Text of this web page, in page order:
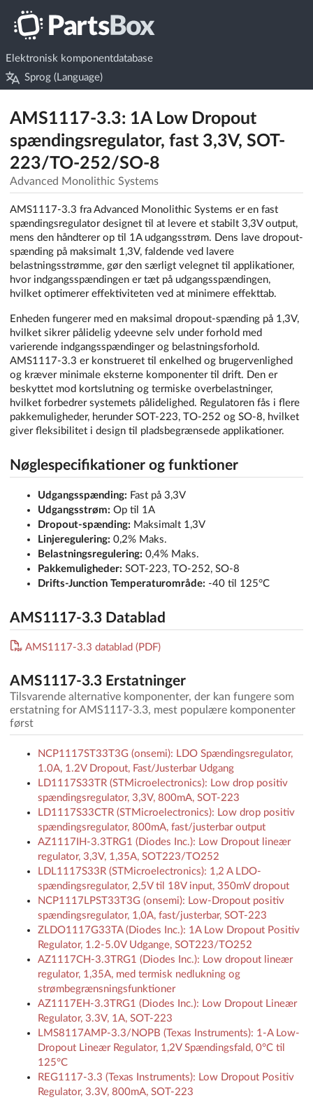
Elektronisk komponentdatabase
Sprog (Language)
AMS1117-3.3: 1A Low Dropout
spændingsregulator, fast 3,3V, SOT-
223/TO-252/SO-8
Advanced Monolithic Systems
AMS1117-3.3 fra Advanced Monolithic Systems er en fast
spændingsregulator designet til at levere et stabilt 3,3V output,
mens den håndterer op til 1A udgangsstrøm. Dens lave dropout-
spænding på maksimalt 1,3V, faldende ved lavere
belastningsstrømme, gør den særligt velegnet til applikationer,
hvor indgangsspændingen er tæt på udgangsspændingen,
hvilket optimerer effektiviteten ved at minimere effekttab.
Enheden fungerer med en maksimal dropout-spænding på 1,3V,
hvilket sikrer pålidelig ydeevne selv under forhold med
varierende indgangsspændinger og belastningsforhold.
AMS1117-3.3 er konstrueret til enkelhed og brugervenlighed
og kræver minimale eksterne komponenter til drift. Den er
beskyttet mod kortslutning og termiske overbelastninger,
hvilket forbedrer systemets pålidelighed. Regulatoren fås i flere
pakkemuligheder, herunder SOT-223, TO-252 og SO-8, hvilket
giver fleksibilitet i design til pladsbegrænsede applikationer.
Nøglespecifikationer og funktioner
Udgangsspænding: Fast på 3,3V
Udgangsstrøm: Op til 1A
Dropout-spænding: Maksimalt 1,3V
Linjeregulering: 0,2% Maks.
Belastningsregulering: 0,4% Maks.
Pakkemuligheder: SOT-223, TO-252, SO-8
Drifts-Junction Temperaturområde: -40 til 125°C
AMS1117-3.3 Datablad
AMS1117-3.3 datablad (PDF)
AMS1117-3.3 Erstatninger
Tilsvarende alternative komponenter, der kan fungere som
erstatning for AMS1117-3.3, mest populære komponenter
først
NCP1117ST33T3G (onsemi): LDO Spændingsregulator,
1.0A, 1.2V Dropout, Fast/Justerbar Udgang
LD1117S33TR (STMicroelectronics): Low drop positiv
spændingsregulator, 3,3V, 800mA, SOT-223
LD1117S33CTR (STMicroelectronics): Low drop positiv
spændingsregulator, 800mA, fast/justerbar output
AZ1117IH-3.3TRG1 (Diodes Inc.): Low Dropout lineær
regulator, 3,3V, 1,35A, SOT223/TO252
LDL1117S33R (STMicroelectronics): 1,2 A LDO-
spændingsregulator, 2,5V til 18V input, 350mV dropout
NCP1117LPST33T3G (onsemi): Low-Dropout positiv
spændingsregulator, 1,0A, fast/justerbar, SOT-223
ZLDO1117G33TA (Diodes Inc.): 1A Low Dropout Positiv
Regulator, 1.2-5.0V Udgange, SOT223/TO252
AZ1117CH-3.3TRG1 (Diodes Inc.): Low dropout lineær
regulator, 1,35A, med termisk nedlukning og
strømbegrænsningsfunktioner
AZ1117EH-3.3TRG1 (Diodes Inc.): Low Dropout Lineær
Regulator, 3.3V, 1A, SOT-223
LMS8117AMP-3.3/NOPB (Texas Instruments): 1-A Low-
Dropout Lineær Regulator, 1,2V Spændingsfald, 0°C til
125°C
REG1117-3.3 (Texas Instruments): Low Dropout Positiv
Regulator, 3.3V, 800mA, SOT-223